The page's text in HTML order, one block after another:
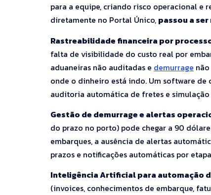
para a equipe, criando risco operacional e
diretamente no Portal Único, passou a
Rastreabilidade financeira por
falta de visibilidade do custo real por
aduaneiras não auditadas e demurrage
onde o dinheiro está indo. Um software
auditoria automática de fretes e
Gestão de demurrage e alertas
do prazo no porto) pode chegar a 90
embarques, a ausência de alertas
prazos e notificações automáticas por
Inteligência Artificial para automação
(invoices, conhecimentos de embarque,